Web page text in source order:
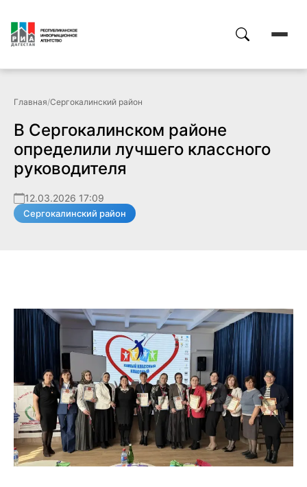
Главная/Сергокалинский район
В Сергокалинском районе
определили лучшего классного
руководителя
12.03.2026 17:09
Сергокалинский район